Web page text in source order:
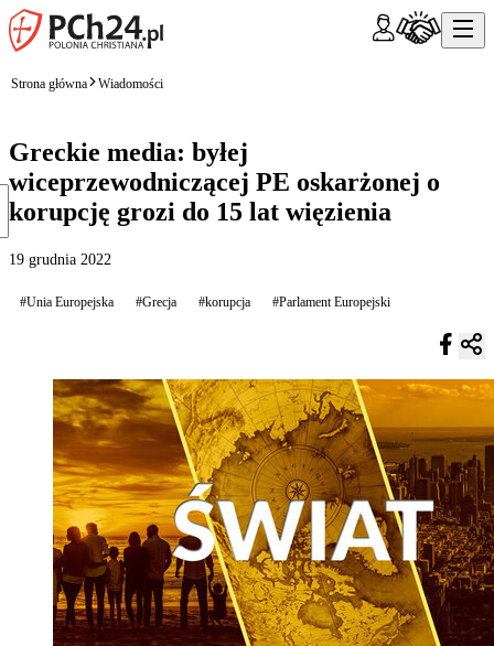
Strona główna Wiadomości
Greckie media: byłej
wiceprzewodniczącej PE oskarżonej o
korupcję grozi do 15 lat więzienia
19 grudnia 2022
#Unia Europejska #Grecja #korupcja #Parlament Europejski